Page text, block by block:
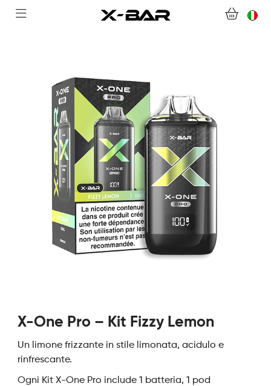
BENVENUTI SU X-BAR.CO
ABONNEMENTS
COLLECTIONS
CONTATTACI
DOMANDE FREQUENTI
DIVENTA UN GROSSISTA X-BAR
IL MIO ACCOUNT
X-One Pro – Kit Fizzy Lemon
Un limone frizzante in stile limonata, acidulo e
rinfrescante.
Ogni Kit X-One Pro include 1 batteria, 1 pod